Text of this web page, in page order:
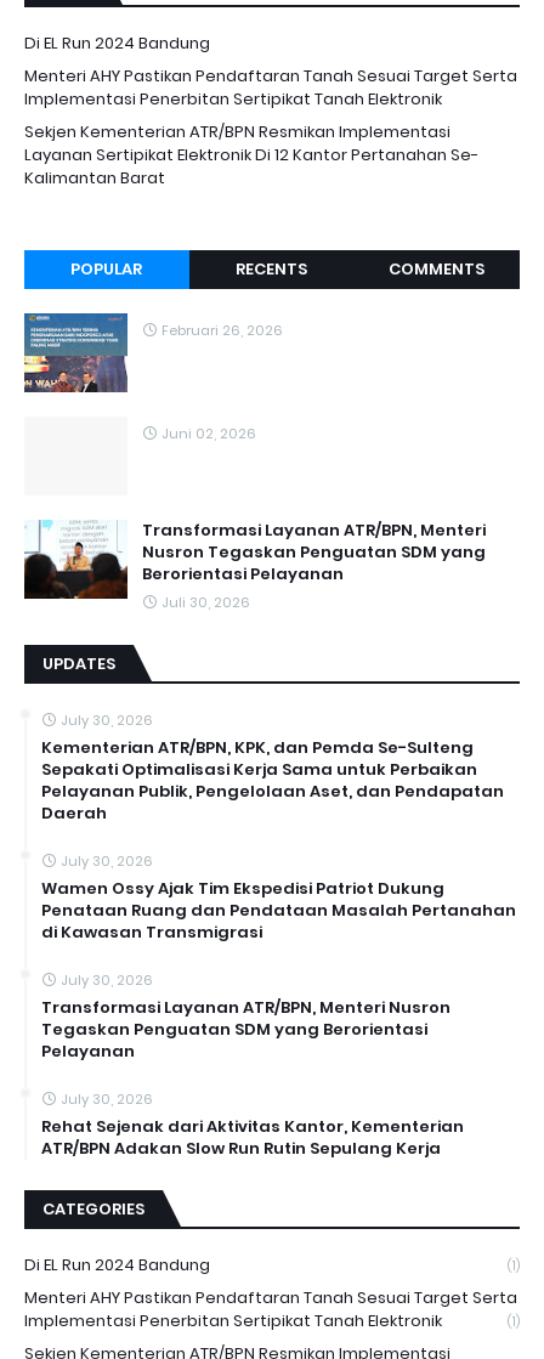
Di EL Run 2024 Bandung
Menteri AHY Pastikan Pendaftaran Tanah Sesuai Target Serta
Implementasi Penerbitan Sertipikat Tanah Elektronik
Sekjen Kementerian ATR/BPN Resmikan Implementasi
Layanan Sertipikat Elektronik Di 12 Kantor Pertanahan Se-
Kalimantan Barat
POPULAR RECENTS COMMENTS
Februari 26, 2026
Juni 02, 2026
Transformasi Layanan ATR/BPN, Menteri
Nusron Tegaskan Penguatan SDM yang
Berorientasi Pelayanan
Juli 30, 2026
UPDATES
July 30, 2026
Kementerian ATR/BPN, KPK, dan Pemda Se-Sulteng
Sepakati Optimalisasi Kerja Sama untuk Perbaikan
Pelayanan Publik, Pengelolaan Aset, dan Pendapatan
Daerah
July 30, 2026
Wamen Ossy Ajak Tim Ekspedisi Patriot Dukung
Penataan Ruang dan Pendataan Masalah Pertanahan
di Kawasan Transmigrasi
July 30, 2026
Transformasi Layanan ATR/BPN, Menteri Nusron
Tegaskan Penguatan SDM yang Berorientasi
Pelayanan
July 30, 2026
Rehat Sejenak dari Aktivitas Kantor, Kementerian
ATR/BPN Adakan Slow Run Rutin Sepulang Kerja
CATEGORIES
Di EL Run 2024 Bandung (1)
Menteri AHY Pastikan Pendaftaran Tanah Sesuai Target Serta
Implementasi Penerbitan Sertipikat Tanah Elektronik
(1)
Sekjen Kementerian ATR/BPN Resmikan Implementasi